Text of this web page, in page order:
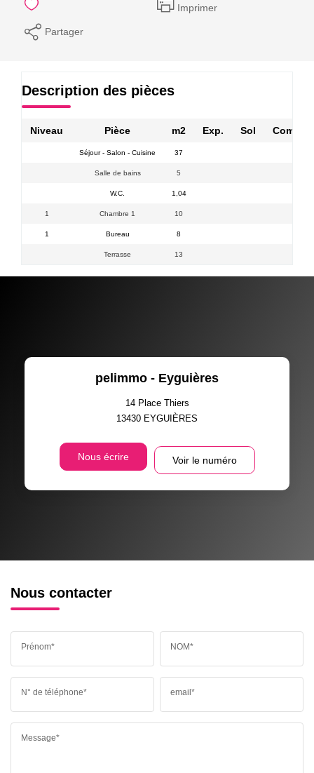
Imprimer
Partager
Description des pièces
Niveau Pièce m2 Exp. Sol
Séjour - Salon - Cuisine 37
Salle de bains 5
W.C. 1,04
1 Chambre 1 10
1 Bureau 8
Terrasse 13
pelimmo - Eyguières
14 Place Thiers
13430 EYGUIÈRES
Nous écrire Voir le numéro
Nous contacter
Prénom* NOM*
N° de téléphone* email*
Message*